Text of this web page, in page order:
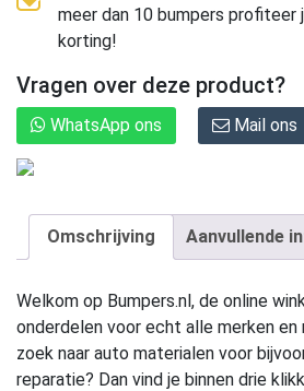
meer dan 10 bumpers profiteer
korting!
Vragen over deze product?
WhatsApp ons Mail ons
Omschrijving Aanvullende
Welkom op Bumpers.nl, de online
onderdelen voor echt alle merken en
zoek naar auto materialen voor
reparatie? Dan vind je binnen drie